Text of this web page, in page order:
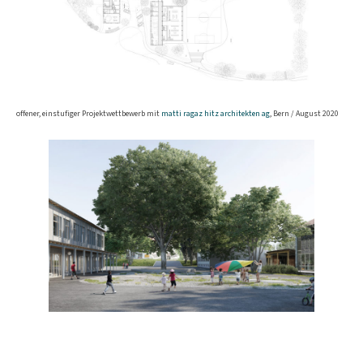
offener, einstufiger Projektwettbewerb mit matti ragaz hitz architekten ag, Bern / August 2020